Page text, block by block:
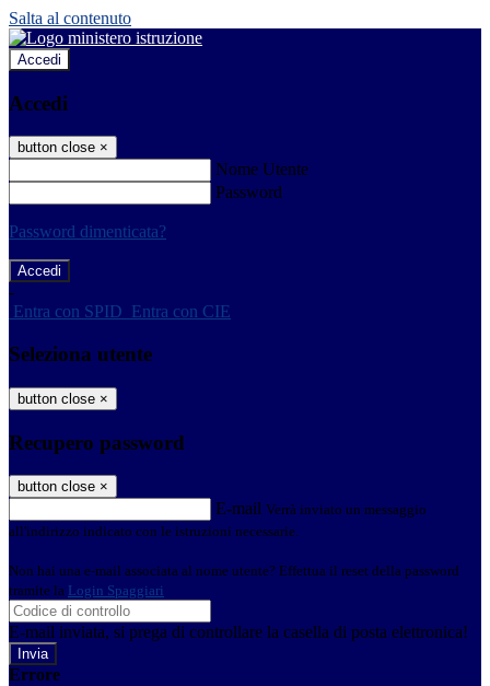
Salta al contenuto
Accedi
Accedi
button close ×
Nome Utente
Password
Password dimenticata?
-
Entra con SPID Entra con CIE
Seleziona utente
button close ×
Recupero password
button close ×
E-mail Verrà inviato un messaggio
all'indirizzo indicato con le istruzioni necessarie.
Non hai una e-mail associata al nome utente? Effettua il reset della password
tramite la Login Spaggiari
E-mail inviata, si prega di controllare la casella di posta elettronica!
Errore